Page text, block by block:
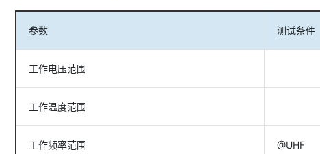
参数 测试条件
工作电压范围
工作温度范围
工作频率范围 @UHF